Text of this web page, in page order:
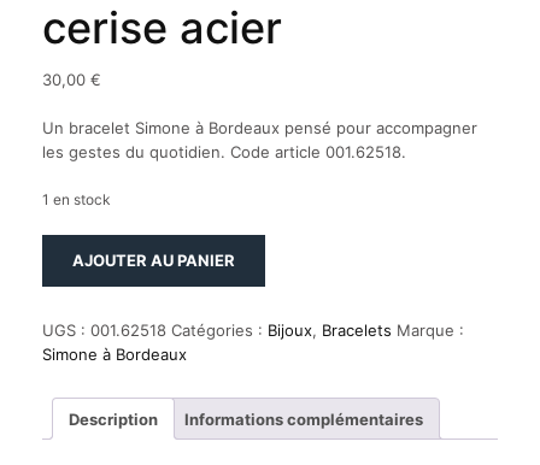
cerise acier
30,00 €
Un bracelet Simone à Bordeaux pensé pour accompagner
les gestes du quotidien. Code article 001.62518.
1 en stock
à
bordeaux
cerise
acier
AJOUTER AU PANIER
UGS : 001.62518 Catégories : Bijoux, Bracelets Marque :
Simone à Bordeaux
Description Informations complémentaires